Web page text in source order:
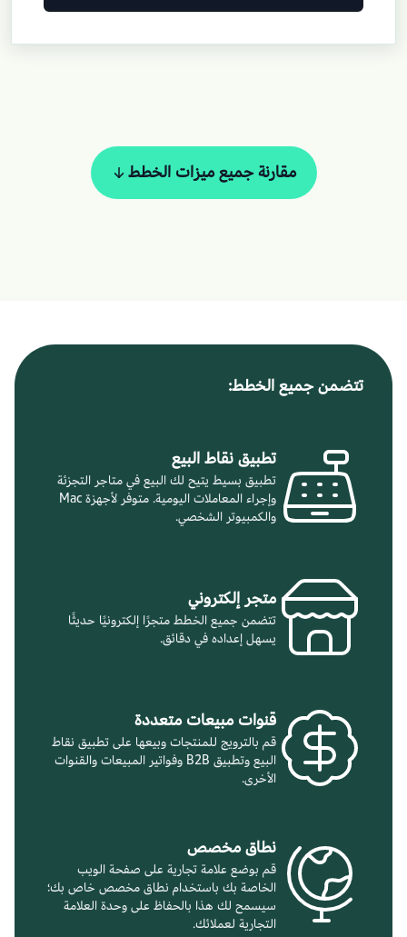
مقارنة جميع ميزات الخطط
تتضمن جميع الخطط:
تطبيق نقاط البيع
تطبيق بسيط يتيح لك البيع في متاجر التجزئة
وإجراء المعاملات اليومية. متوفر لأجهزة Mac
والكمبيوتر الشخصي.
متجر إلكتروني
تتضمن جميع الخطط متجرًا إلكترونيًا حديثًا
يسهل إعداده في دقائق.
قنوات مبيعات متعددة
قم بالترويج للمنتجات وبيعها على تطبيق نقاط
البيع وتطبيق B2B وفواتير المبيعات والقنوات
الأخرى.
نطاق مخصص
قم بوضع علامة تجارية على صفحة الويب
الخاصة بك باستخدام نطاق مخصص خاص بك؛
سيسمح لك هذا بالحفاظ على وحدة العلامة
التجارية لعملائك.